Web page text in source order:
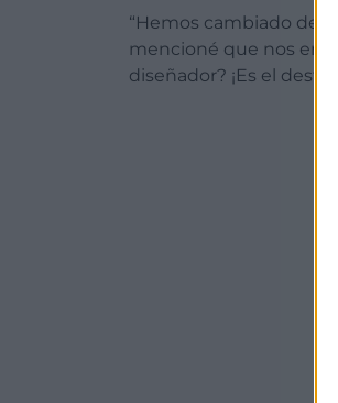
“Hemos cambiado de
mencioné que nos
diseñador? ¡Es el